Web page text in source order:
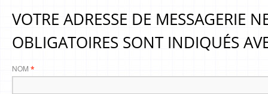
VOTRE ADRESSE DE MESSAGERIE
OBLIGATOIRES SONT INDIQUÉS
NOM *